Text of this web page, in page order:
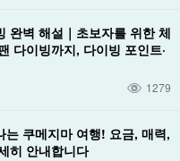
완벽 해설｜초보자를 위한 체
다이빙까지, 다이빙 포인트·
1279
는 쿠메지마 여행! 요금, 매력,
히 안내합니다